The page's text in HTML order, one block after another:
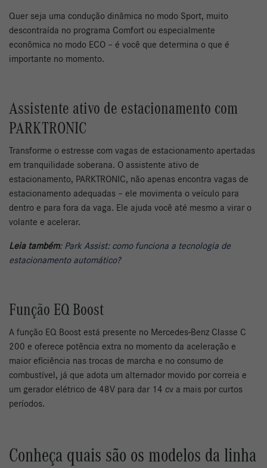
Quer seja uma condução dinâmica no modo Sport, muito
descontraída no programa Comfort ou especialmente
econômica no modo ECO – é você que determina o que é
importante no momento.
Assistente ativo de estacionamento com
PARKTRONIC
Transforme o estresse com vagas de estacionamento apertadas
em tranquilidade soberana. O assistente ativo de
estacionamento, PARKTRONIC, não apenas encontra vagas de
estacionamento adequadas – ele movimenta o veículo para
dentro e para fora da vaga. Ele ajuda você até mesmo a virar o
volante e acelerar.
Leia também: Park Assist: como funciona a tecnologia de
estacionamento automático?
Função EQ Boost
A função EQ Boost está presente no Mercedes-Benz Classe C
200 e oferece potência extra no momento da aceleração e
maior eficiência nas trocas de marcha e no consumo de
combustível, já que adota um alternador movido por correia e
um gerador elétrico de 48V para dar 14 cv a mais por curtos
períodos.
Conheça quais são os modelos da linha